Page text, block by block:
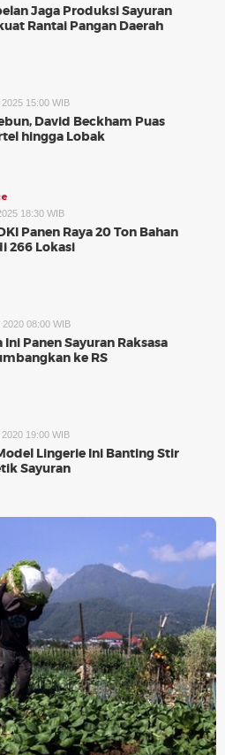
Jaga Produksi Sayuran
Rantai Pangan Daerah
15:00 WIB
David Beckham Puas
hingga Lobak
18:30 WIB
Panen Raya 20 Ton Bahan
266 Lokasi
2020 08:00 WIB
Ini Panen Sayuran Raksasa
ke RS
19:00 WIB
Lingerie Ini Banting Stir
Sayuran